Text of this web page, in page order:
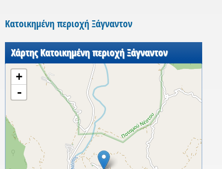
Κατοικημένη περιοχή Ξάγναντον
Χάρτης Κατοικημένη περιοχή Ξάγναντον
+
-